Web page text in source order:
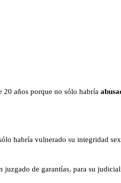
20 años porque no sólo habría
habría vulnerado su integridad
de garantías, para su